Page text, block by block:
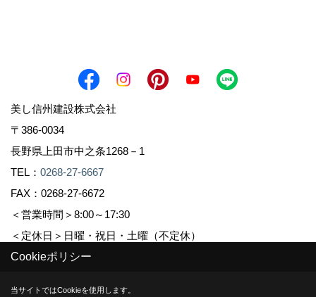
美し信州建設株式会社
〒386-0034
長野県上田市中之条1268－1
TEL： 0268-27-6667
FAX：0268-27-6672
＜営業時間＞8:00～17:30
＜定休日＞日曜・祝日・土曜（不定休）
Copyright (c) Sinshuu. All Rights Reserved.
Cookieポリシー
当サイトではCookieを使用します。